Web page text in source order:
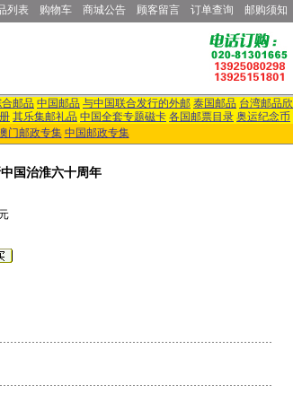
列表 购物车 商城公告 顾客留言 订单查询 邮购须知
邮品 中国邮品 与中国联合发行的外邮 泰国邮品 台湾邮品欣
其乐集邮礼品 中国全套专题磁卡 各国邮票目录 奥运纪念币
门邮政专集 中国邮政专集
中国治淮六十周年